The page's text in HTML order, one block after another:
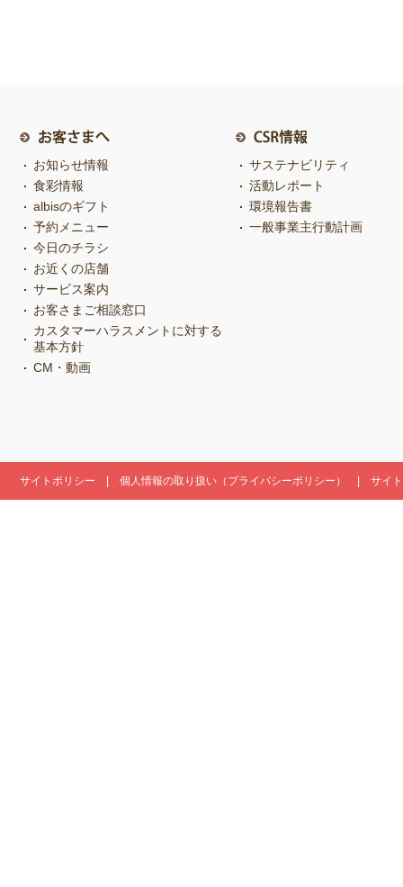
お知らせ情報
食彩情報
albisのギフト
予約メニュー
今日のチラシ
お近くの店舗
サービス案内
お客さまご相談窓口
カスタマーハラスメントに対する
基本方針
CM・動画
サステナビリティ
活動レポート
環境報告書
一般事業主行動計画
サイトポリシー 個人情報の取り扱い（プライバシーポリシー） サイ